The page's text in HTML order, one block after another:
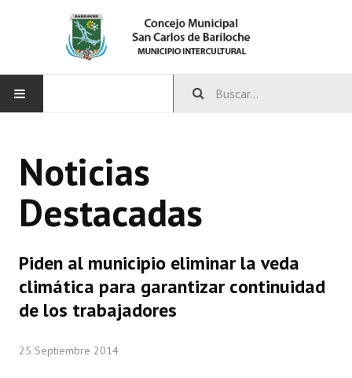
CONCEJO
Bloques Políticos
Comisiones Permanentes
Comisiones Especiales
Noticias
Destacadas
Piden al municipio eliminar la veda
climática para garantizar continuidad
de los trabajadores
25 Septiembre 2014